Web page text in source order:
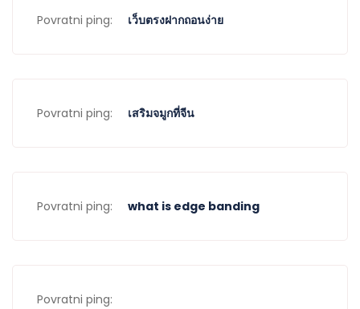
Povratni ping: เว็บตรงฝากถอนง่าย
Povratni ping: เสริมจมูกที่จีน
Povratni ping: what is edge banding
Povratni ping: